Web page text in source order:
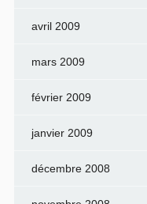
avril 2009
mars 2009
février 2009
janvier 2009
décembre 2008